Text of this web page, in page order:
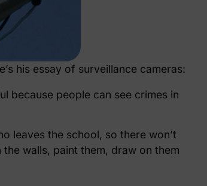
his essay of surveillance cameras:
because people can see crimes in
leaves the school, so there won’t
walls, paint them, draw on them